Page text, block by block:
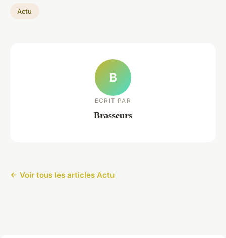
Actu
B
ECRIT PAR
Brasseurs
← Voir tous les articles Actu